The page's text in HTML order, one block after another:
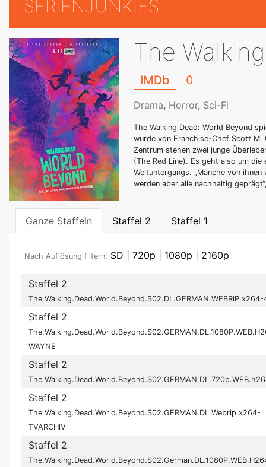
SERIENJUNKIES
The
IMDb 0
Drama, Horror, Sci-Fi
The Walking Dead: World Beyond
wurde von Franchise-Chef Scott M.
Zentrum stehen zwei junge
(The Red Line). Es geht also um
Weltuntergangs. „Manche von
werden aber alle nachhaltig
Ganze Staffeln Staffel 2 Staffel 1
Nach Auflösung filtern: SD 720p 1080p 2160p
Staffel 2
The.Walking.Dead.World.Beyond.S02.DL.GERMAN.WEBRiP.x264-
Staffel 2
WAYNE
Staffel 2
Staffel 2
The.Walking.Dead.World.Beyond.S02.GERMAN.DL.Webrip.x264-
TVARCHiV
Staffel 2